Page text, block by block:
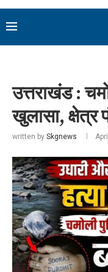
उत्तराखंड :
खुलासा, क्षेत्र
written by Skgnews